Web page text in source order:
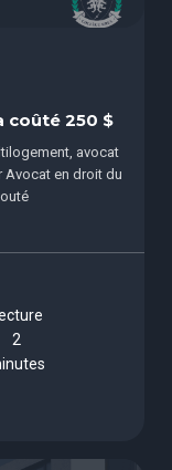
coûté 250 $
avocat
Avocat en droit du
2